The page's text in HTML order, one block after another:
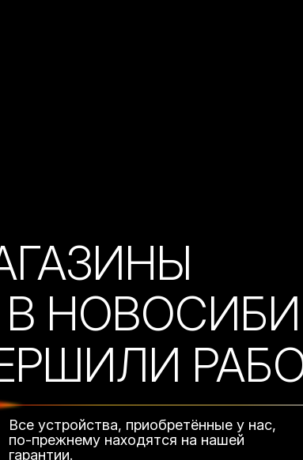
В
Все устройства, приобретённые у нас,
по-прежнему находятся на нашей
гарантии.